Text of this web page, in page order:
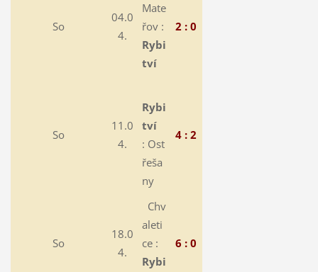
So
04.0
4.
Mate
řov :
Rybi
tví
2 : 0
So
11.0
4.
Rybi
tví
: Ost
řeša
ny
4 : 2
So
18.0
4.
Chv
aleti
ce :
Rybi
6 : 0